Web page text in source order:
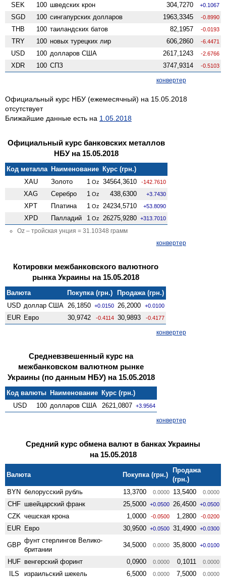
SEK 100 шведских крон 304,7270 +0.1067
SGD 100 сингапурских долларов 1963,3345 -0.8990
THB 100 таиландских батов 82,1957 -0.0193
TRY 100 новых турецких лир 606,2860 -6.4471
USD 100 долларов США 2617,1243 -2.6766
XDR 100 СПЗ 3747,9314 -0.5103
конвертер
Официальный курс НБУ (ежемесячный) на 15.05.2018
отсутствует
Ближайшие данные есть на 1.05.2018
Официальный курс банковских металлов
НБУ на 15.05.2018
Код металла Наименование Курс (грн.)
XAU
Золото 1 Oz 34564,3610 -142.7610
XAG Серебро 1 Oz 438,6300 +3.7430
XPT Платина 1 Oz 24234,5710 +53.8090
XPD Палладий 1 Oz 26275,9280 +313.7010
Oz – тройская унция = 31.10348 грамм
конвертер
Котировки межбанковского валютного
рынка Украины на 15.05.2018
Валюта Покупка (грн.)
Продажа (грн.)
USD доллар США 26,1850 +0.0150 26,2000 +0.0100
EUR Евро 30,9742 -0.4114 30,9893 -0.4177
конвертер
Средневзвешенный курс на
межбанковском валютном рынке
Украины (по данным НБУ) на 15.05.2018
Код валюты Наименование Курс (грн.)
USD
100 долларов США 2621,0807 +3.9564
конвертер
Средний курс обмена валют в банках Украины
на 15.05.2018
Валюта Покупка (грн.)
Продажа
(грн.)
BYN белорусский рубль 13,3700 0.0000 13,5400 0.0000
CHF швейцарский франк 25,5000 +0.0500 26,4500 +0.0500
CZK чешская крона 1,0000 -0.0500 1,2800 -0.0200
EUR Евро 30,9500 +0.0500 31,4900 +0.0300
GBP
фунт стерлингов Велико­
британии
34,5000 0.0000 35,8000 +0.0100
HUF венгерский форинт 0,0900 0.0000 0,1011 0.0000
ILS израильский шекель 6,5000 0.0000 7,5000 0.0000